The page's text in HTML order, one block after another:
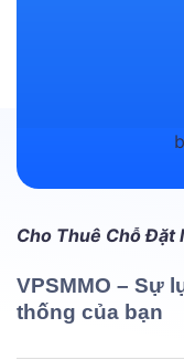
Cho Thuê Chỗ Đặt
VPSMMO – Sự
thống của bạn